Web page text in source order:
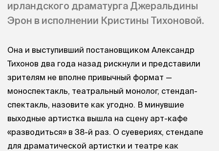
ирландского драматурга Джеральдины
Эрон в исполнении Кристины Тихоновой.
Она и выступивший постановщиком Александр
Тихонов два года назад рискнули и представили
зрителям не вполне привычный формат —
моноспектакль, театральный монолог, стендап-
спектакль, назовите как угодно. В минувшие
выходные артистка вышла на сцену арт-кафе
«разводиться» в 38-й раз. О суевериях, стендапе
для драматической артистки и театре как